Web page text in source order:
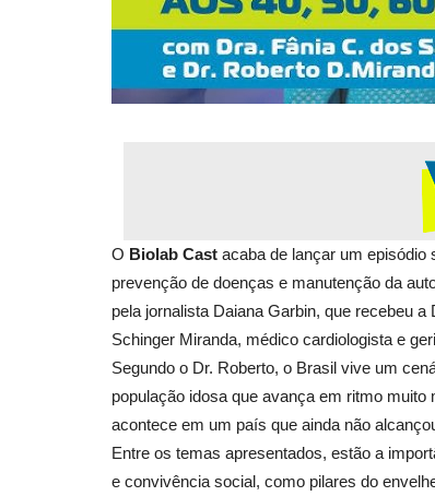
O Biolab Cast acaba de lançar um episódio
prevenção de doenças e manutenção da
pela jornalista Daiana Garbin, que recebeu
Schinger Miranda, médico cardiologista e
Segundo o Dr. Roberto, o Brasil vive um
população idosa que avança em ritmo
acontece em um país que ainda não
Entre os temas apresentados, estão a
e convivência social, como pilares do